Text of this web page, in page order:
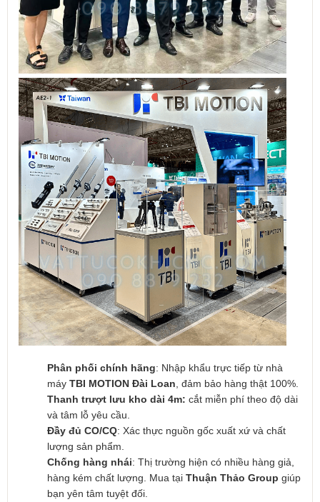
Phân phối chính hãng: Nhập khẩu trực tiếp từ nhà
máy TBI MOTION Đài Loan , đảm bảo hàng thật 100%.
Thanh trượt lưu kho dài 4m: cắt miễn phí theo độ dài
và tâm lỗ yêu cầu.
Đầy đủ CO/CQ: Xác thực nguồn gốc xuất xứ và chất
lượng sản phẩm.
Chống hàng nhái: Thị trường hiện có nhiều hàng giả,
hàng kém chất lượng. Mua tại Thuận Thảo Group giúp
bạn yên tâm tuyệt đối.